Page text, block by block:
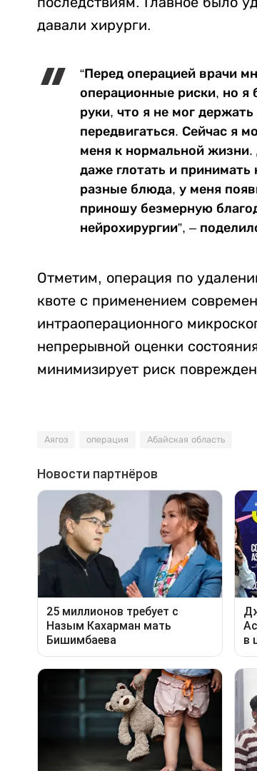
давали хирурги.
“Перед операцией врачи
операционные риски, но я
руки, что я не мог
передвигаться. Сейчас я
меня к нормальной жизни.
даже глотать и
разные блюда, у меня
приношу безмерную
нейрохирургии”, –
Отметим, операция по
квоте с применением
интраоперационного
непрерывной оценки
минимизирует риск
Аягоз операция Абайская область